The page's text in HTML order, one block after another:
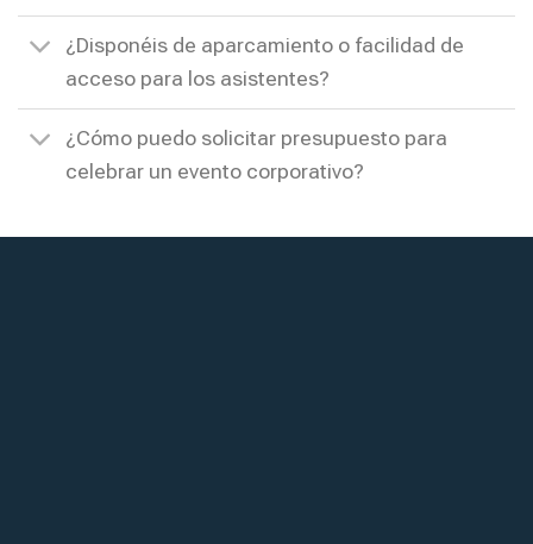
¿Disponéis de aparcamiento o facilidad de
acceso para los asistentes?
¿Cómo puedo solicitar presupuesto para
celebrar un evento corporativo?